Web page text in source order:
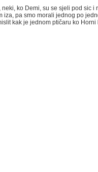
ko Demi, su se sjeli pod sic i
pa smo morali jednog po
kak je jednom ptičaru ko